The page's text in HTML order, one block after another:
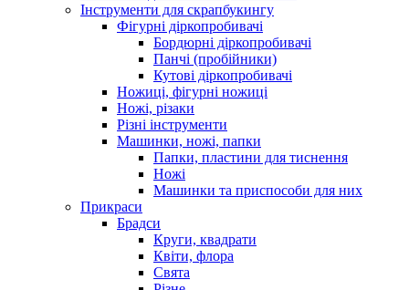
Інструменти для скрапбукингу
Фігурні діркопробивачі
Бордюрні діркопробивачі
Панчі (пробійники)
Кутові діркопробивачі
Ножиці, фігурні ножиці
Ножі, різаки
Різні інструменти
Машинки, ножі, папки
Папки, пластини для тиснення
Ножі
Машинки та приспособи для них
Прикраси
Брадси
Круги, квадрати
Квіти, флора
Свята